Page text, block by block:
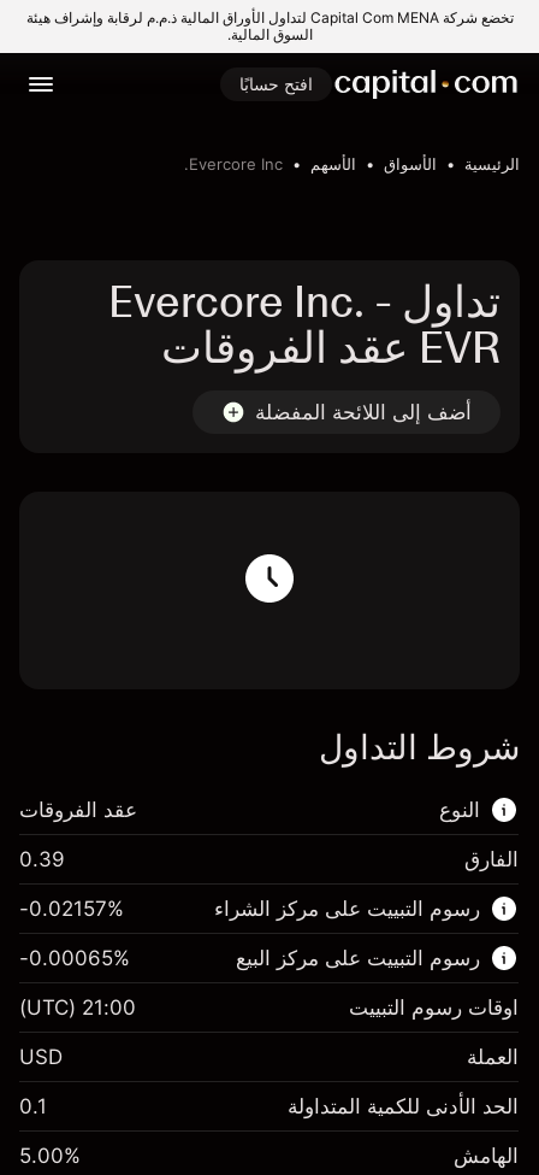
تخضع شركة Capital Com MENA لتداول الأوراق المالية ذ.م.م لرقابة وإشراف هيئة
السوق المالية.
افتح حسابًا
الرئيسية الأسواق الأسهم Evercore Inc.
تداول Evercore Inc. -
EVR عقد الفروقات
أضف إلى اللائحة المفضلة
شروط التداول
النوع
هذا السوق المالي متاح للتداول من خلال عقود
الفروقات.
اعرف المزيد عن:
عقود الفروقات
عقد الفروقات
الفارق 0.39
رسوم التبييت على مركز الشراء
الهامش. استثمارك $1,000.00
-0.021568
%
-0.02157%
رسوم التبييت على مركز البيع
الهامش. استثمارك $1,000.00
-0.00065%
اوقات رسوم التبييت 21:00
(UTC)
العملة USD
الحد الأدنى للكمية المتداولة 0.1
الهامش 5.00%